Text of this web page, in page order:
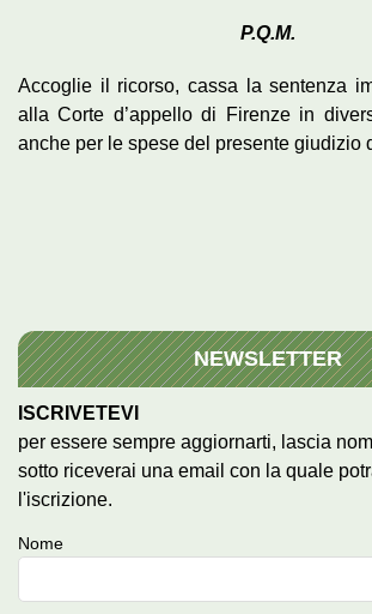
P.Q.M.
Accoglie il ricorso, cassa la sentenza
alla Corte d’appello di Firenze in
anche per le spese del presente giudizio
NEWSLETTER
ISCRIVETEVI
per essere sempre aggiornarti, lascia
sotto riceverai una email con la quale
l'iscrizione.
Nome